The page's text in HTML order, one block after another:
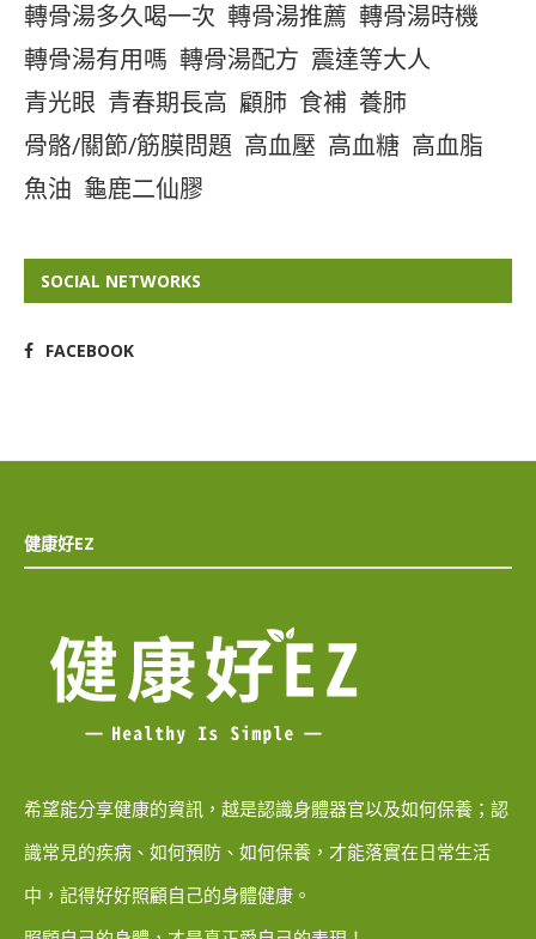
轉骨湯多久喝一次 轉骨湯推薦 轉骨湯時機
轉骨湯有用嗎 轉骨湯配方 震達等大人
青光眼 青春期長高 顧肺 食補 養肺
骨骼/關節/筋膜問題 高血壓 高血糖 高血脂
魚油 龜鹿二仙膠
SOCIAL NETWORKS
FACEBOOK
健康好EZ
希望能分享健康的資訊，越是認識身體器官以及如何保養；認
識常見的疾病、如何預防、如何保養，才能落實在日常生活
中，記得好好照顧自己的身體健康。